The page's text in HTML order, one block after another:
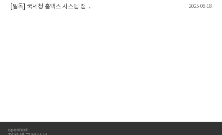
[필독] 국세청 홈택스 시스템 점 ... 2025-08-18